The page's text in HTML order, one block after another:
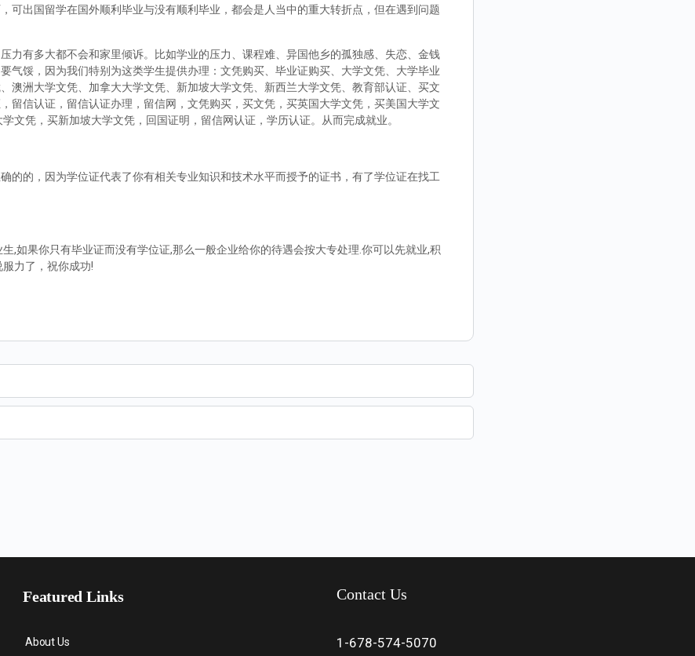
可出国留学在国外顺利毕业与没有顺利毕业，都会是人当中的重大转折点，但在遇到问题
力有多大都不会和家里倾诉。比如学业的压力、课程难、异国他乡的孤独感、失恋、金钱
气馁，因为我们特别为这类学生提供办理：文凭购买、毕业证购买、大学文凭、大学毕业
澳洲大学文凭、加拿大大学文凭、新加坡大学文凭、新西兰大学文凭、教育部认证、买文
留信认证，留信认证办理，留信网，文凭购买，买文凭，买英国大学文凭，买美国大学文
文凭，买新加坡大学文凭，回国证明，留信网认证，学历认证。从而完成就业。
的的，因为学位证代表了你有相关专业知识和技术水平而授予的证书，有了学位证在找工
,如果你只有毕业证而没有学位证,那么一般企业给你的待遇会按大专处理.你可以先就业,积
力了，祝你成功!
Featured Links
About Us
Contact Us
1-678-574-5070